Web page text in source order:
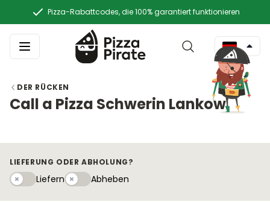
Pizza-Rabattcodes, die 100% garantiert funktionieren
DER RÜCKEN
Call a Pizza Schwerin Lankow
LIEFERUNG ODER ABHOLUNG?
LiefernLiefernAbhebeny
Abheben